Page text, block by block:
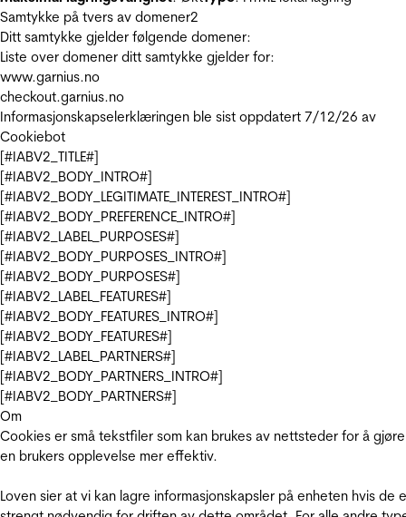
Samtykke på tvers av domener2
Ditt samtykke gjelder følgende domener:
Liste over domener ditt samtykke gjelder for:
www.garnius.no
checkout.garnius.no
Informasjonskapselerklæringen ble sist oppdatert 7/12/26 av
Cookiebot
[#IABV2_TITLE#]
[#IABV2_BODY_INTRO#]
[#IABV2_BODY_LEGITIMATE_INTEREST_INTRO#]
[#IABV2_BODY_PREFERENCE_INTRO#]
[#IABV2_LABEL_PURPOSES#]
[#IABV2_BODY_PURPOSES_INTRO#]
[#IABV2_BODY_PURPOSES#]
[#IABV2_LABEL_FEATURES#]
[#IABV2_BODY_FEATURES_INTRO#]
[#IABV2_BODY_FEATURES#]
[#IABV2_LABEL_PARTNERS#]
[#IABV2_BODY_PARTNERS_INTRO#]
[#IABV2_BODY_PARTNERS#]
Om
Cookies er små tekstfiler som kan brukes av nettsteder for å gjøre
en brukers opplevelse mer effektiv.
Loven sier at vi kan lagre informasjonskapsler på enheten hvis de